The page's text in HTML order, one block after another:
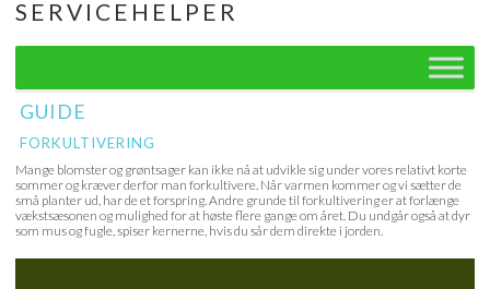
Skip
to
SERVICEHELPER
GUIDE
FORKULTIVERING
Mange blomster og grøntsager kan ikke nå at udvikle sig under vores relativt korte
sommer og kræver derfor man forkultivere. Når varmen kommer og vi sætter de
små planter ud, har de et forspring. Andre grunde til forkultivering er at forlænge
vækstsæsonen og mulighed for at høste flere gange om året. Du undgår også at dyr
som mus og fugle, spiser kernerne, hvis du sår dem direkte i jorden.